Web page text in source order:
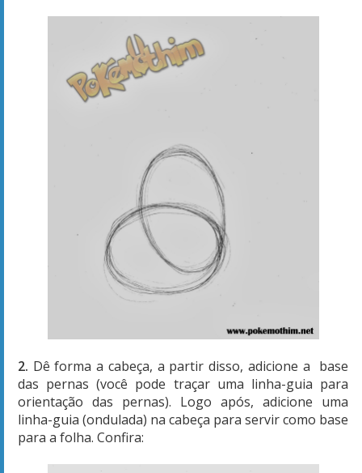
2. Dê forma a cabeça, a partir disso, adicione a base
das pernas (você pode traçar uma linha-guia para
orientação das pernas). Logo após, adicione uma
linha-guia (ondulada) na cabeça para servir como base
para a folha. Confira: